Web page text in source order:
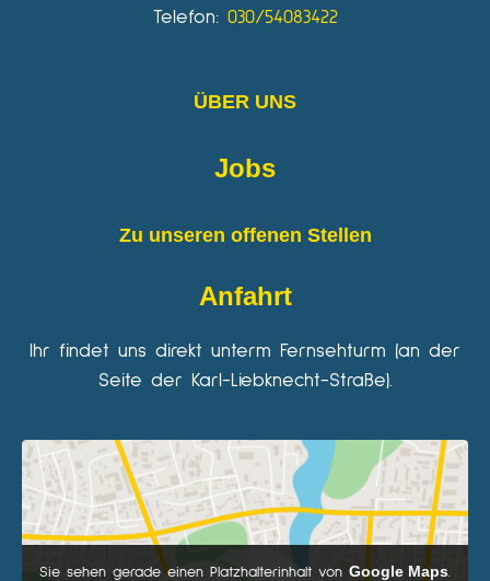
Telefon: 030/54083422
ÜBER UNS
Jobs
Zu unseren offenen Stellen
Anfahrt
Ihr findet uns direkt unterm Fernsehturm (an der
Seite der Karl-Liebknecht-Straße).
Sie sehen gerade einen Platzhalterinhalt von Google Maps.